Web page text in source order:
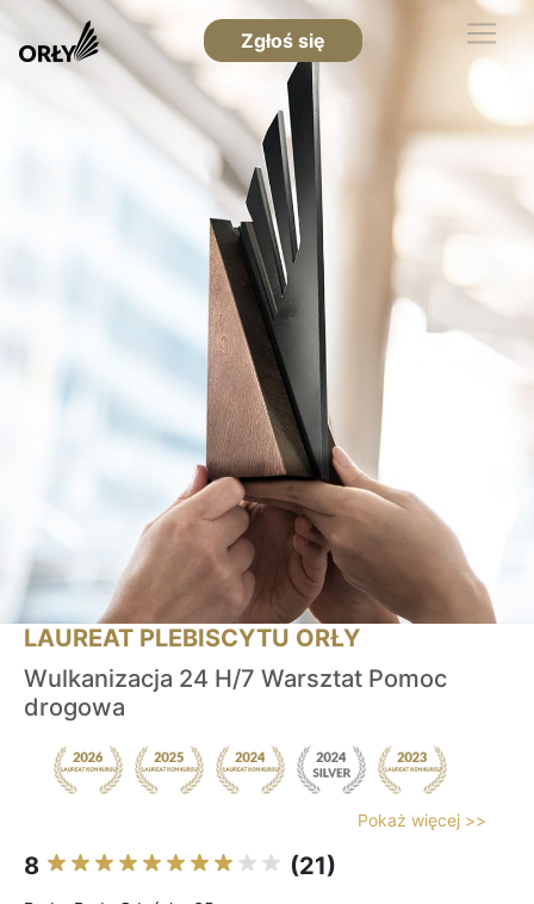
Zgłoś się
LAUREAT PLEBISCYTU ORŁY
Wulkanizacja 24 H/7 Warsztat Pomoc
drogowa
Pokaż więcej >>
8 (21)